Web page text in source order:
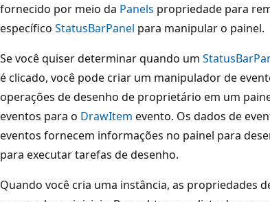
fornecido por meio da Panels propriedade para
específico StatusBarPanel para manipular o painel.
Se você quiser determinar quando um
é clicado, você pode criar um manipulador de
operações de desenho de proprietário em um
eventos para o DrawItem evento. Os dados de
eventos fornecem informações no painel para
para executar tarefas de desenho.
Quando você cria uma instância, as propriedades